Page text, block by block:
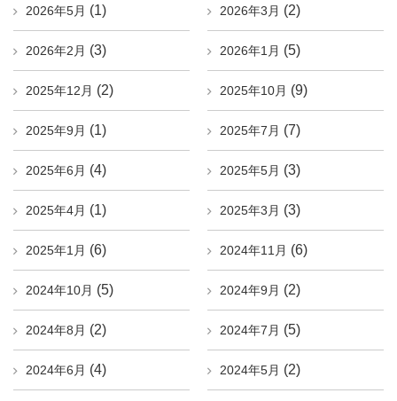
2026年5月 (1) 2026年3月 (2)
2026年2月 (3) 2026年1月 (5)
2025年12月 (2) 2025年10月 (9)
2025年9月 (1) 2025年7月 (7)
2025年6月 (4) 2025年5月 (3)
2025年4月 (1) 2025年3月 (3)
2025年1月 (6) 2024年11月 (6)
2024年10月 (5) 2024年9月 (2)
2024年8月 (2) 2024年7月 (5)
2024年6月 (4) 2024年5月 (2)